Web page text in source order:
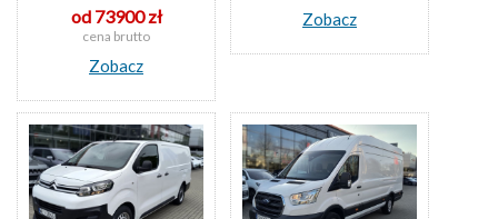
od 73900 zł
cena brutto
Zobacz
Zobacz